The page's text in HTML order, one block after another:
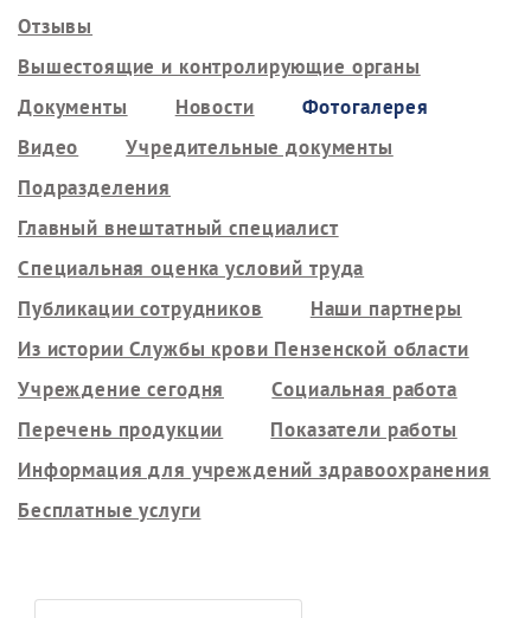
Отзывы
Вышестоящие и контролирующие органы
Документы
Новости
Фотогалерея
Видео
Учредительные документы
Подразделения
Главный внештатный специалист
Специальная оценка условий труда
Публикации сотрудников
Наши партнеры
Из истории Службы крови Пензенской области
Учреждение сегодня
Социальная работа
Перечень продукции
Показатели работы
Информация для учреждений здравоохранения
Бесплатные услуги